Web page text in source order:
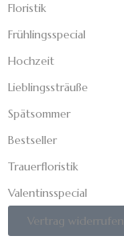
Floristik
Frühlingsspecial
Hochzeit
Lieblingssträuße
Spätsommer
Bestseller
Trauerfloristik
Valentinsspecial
Vertrag widerrufen